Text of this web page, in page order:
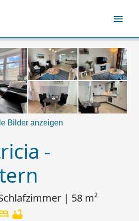
menu
Bilder anzeigen
-
| 58 m²
bathtub